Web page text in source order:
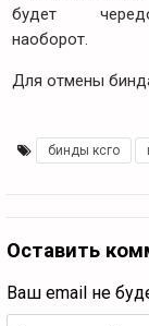
будет
наоборот.
Для отмены
бинды ксго
Оставить
Ваш email не